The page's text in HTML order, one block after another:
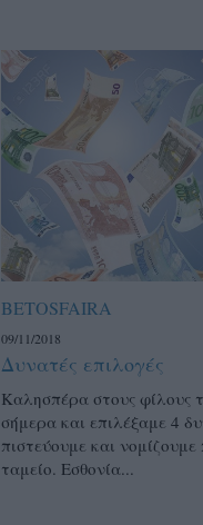
BETOSFAIRA
09/11/2018
Δυνατές επιλογές
Καλησπέρα στους φίλους
σήμερα και επιλέξαμε 4
πιστεύουμε και
ταμείο. Εσθονία...